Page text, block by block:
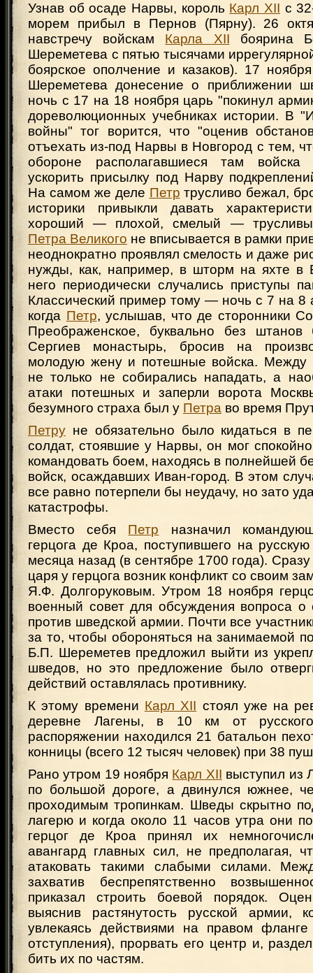
Узнав об осаде Нарвы, король Карл XII с
морем прибыл в Пернов (Пярну). 26
навстречу войскам Карла XII боярина
Шереметева с пятью тысячами
боярское ополчение и казаков). 17
Шереметева донесение о приближении
ночь с 17 на 18 ноября царь "покинул
дореволюционных учебниках истории. В
войны" тог ворится, что "оценив
отъехать из-под Нарвы в Новгород с тем,
обороне располагавшиеся там войска
ускорить присылку под Нарву
На самом же деле Петр трусливо бежал,
историки привыкли давать
хороший — плохой, смелый —
Петра Великого не вписывается в рамки
неоднократно проявлял смелость и даже
нужды, как, например, в шторм на яхте
него периодически случались приступы
Классический пример тому — ночь с 7 на 8
когда Петр, услышав, что де сторонники
Преображенское, буквально без
Сергиев монастырь, бросив на
молодую жену и потешные войска. Между
не только не собирались нападать, а
атаки потешных и заперли ворота
безумного страха был у Петра во время
Петру не обязательно было кидаться в
солдат, стоявшие у Нарвы, он мог
командовать боем, находясь в полнейшей
войск, осаждавших Иван-город. В этом
все равно потерпели бы неудачу, но зато
катастрофы.
Вместо себя Петр назначил
герцога де Кроа, поступившего на
месяца назад (в сентябре 1700 года).
царя у герцога возник конфликт со своим
Я.Ф. Долгоруковым. Утром 18 ноября
военный совет для обсуждения вопроса о
против шведской армии. Почти все
за то, чтобы обороняться на занимаемой
Б.П. Шереметев предложил выйти из
шведов, но это предложение было
действий оставлялась противнику.
К этому времени Карл XII стоял уже на
деревне Лагены, в 10 км от
распоряжении находился 21 батальон
конницы (всего 12 тысяч человек) при 38
Рано утром 19 ноября Карл XII выступил из
по большой дороге, а двинулся южнее,
проходимым тропинкам. Шведы скрытно
лагерю и когда около 11 часов утра они
герцог де Кроа принял их
авангард главных сил, не предполагая,
атаковать такими слабыми силами.
захватив беспрепятственно
приказал строить боевой порядок.
выяснив растянутость русской армии,
увлекаясь действиями на правом фланге
отступления), прорвать его центр и,
бить их по частям.